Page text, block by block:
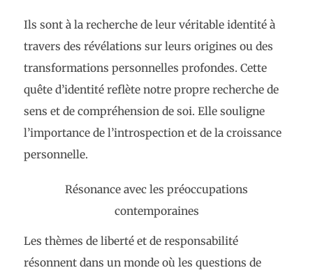
Ils sont à la recherche de leur véritable identité à
travers des révélations sur leurs origines ou des
transformations personnelles profondes. Cette
quête d’identité reflète notre propre recherche de
sens et de compréhension de soi. Elle souligne
l’importance de l’introspection et de la croissance
personnelle.
Résonance avec les préoccupations
contemporaines
Les thèmes de liberté et de responsabilité
résonnent dans un monde où les questions de